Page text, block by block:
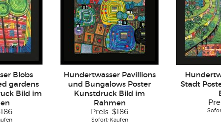
Blobs
gardens
Bild im
Hundertwasser Pavillions
und Bungalows Poster
Kunstdruck Bild im
Rahmen
Preis: $186
Sofort-Kaufen
Stadt